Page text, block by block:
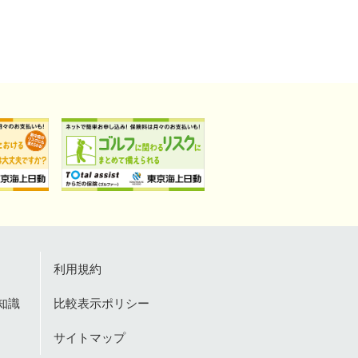
識
利用規約
比較表示ポリシー
サイトマップ